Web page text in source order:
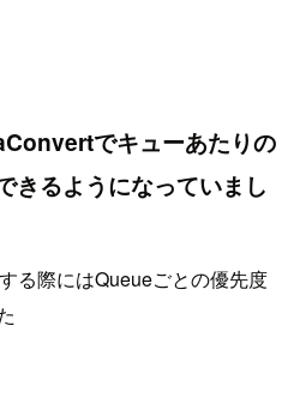
でキューあたりの
きるようになっていまし
る際にはQueueごとの優先度